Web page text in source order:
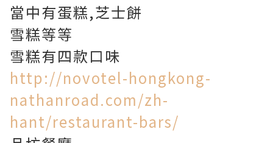
當中有蛋糕,芝士餅
雪糕等等
雪糕有四款口味
http://novotel-hongkong-
nathanroad.com/zh-
hant/restaurant-bars/